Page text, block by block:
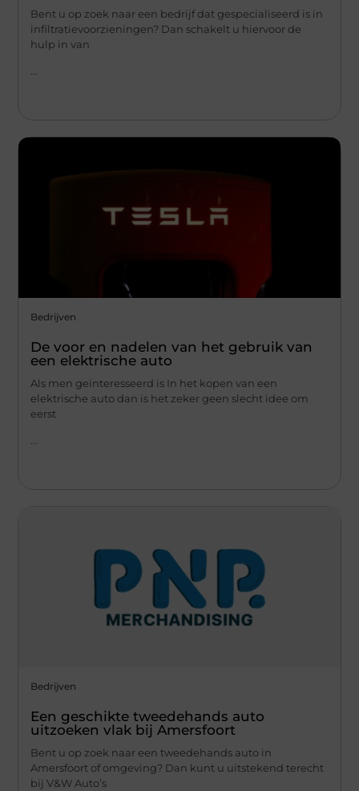
Bent u op zoek naar een bedrijf dat gespecialiseerd is in
infiltratievoorzieningen? Dan schakelt u hiervoor de
hulp in van
Bedrijven
De voor en nadelen van het gebruik van
een elektrische auto
Als men geïnteresseerd is In het kopen van een
elektrische auto dan is het zeker geen slecht idee om
eerst
...
Bedrijven
Een geschikte tweedehands auto
uitzoeken vlak bij Amersfoort
Bent u op zoek naar een tweedehands auto in
Amersfoort of omgeving? Dan kunt u uitstekend terecht
bij V&W Auto’s